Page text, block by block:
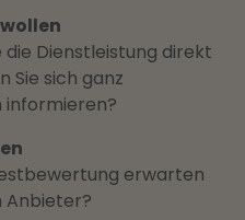
die Dienstleistung direkt
Sie sich ganz
informieren?
erwarten
Anbieter?